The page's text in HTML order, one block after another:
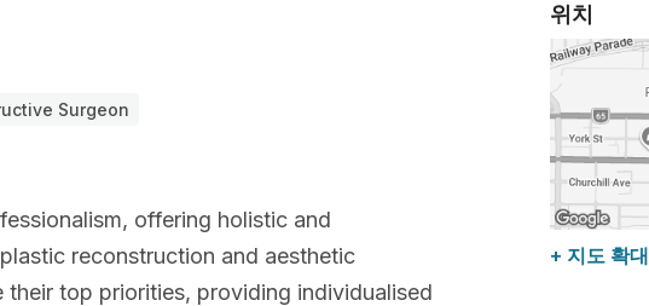
Surgeon
offering holistic and
reconstruction and aesthetic
top priorities, providing individualised
위치
+ 지도 확대